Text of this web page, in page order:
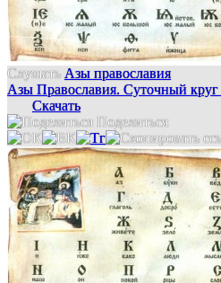
Слушать Азы православия
Азы Православия. Суточный круг
Скачать
Поделиться